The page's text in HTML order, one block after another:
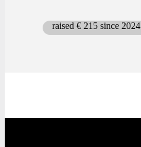
raised € 215 since 2024